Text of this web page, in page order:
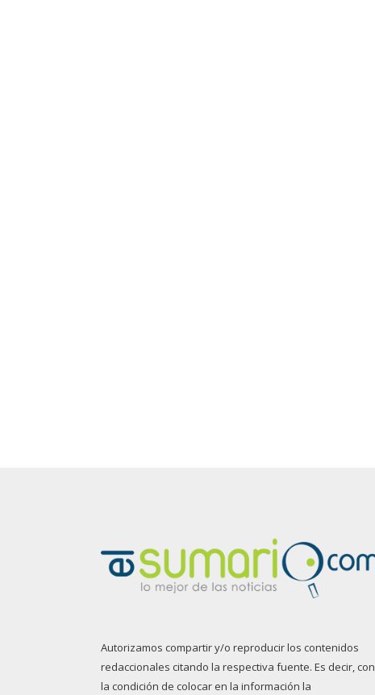
Autorizamos compartir y/o reproducir los contenidos
redaccionales citando la respectiva fuente. Es decir, con
la condición de colocar en la información la